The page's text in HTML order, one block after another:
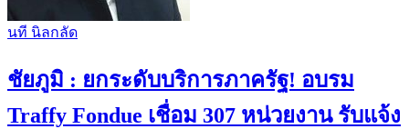
นที​ นิล​กลัด​
ชัยภูมิ : ยกระดับบริการภาครัฐ! อบรม
Traffy Fondue เชื่อม 307 หน่วยงาน รับแจ้ง